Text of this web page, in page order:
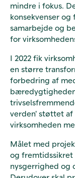
mindre i fokus.
konsekvenser
samarbejde og
for
I 2022 fik
en større
forbedring af
verden' støttet af
virksomheden
Målet med
og
nysgerrighed og